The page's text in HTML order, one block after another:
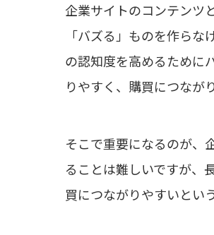
企業サイトのコンテンツ
「バズる」ものを作ら
の認知度を高めるために
りやすく、購買につなが
そこで重要になるのが、
ることは難しいですが、
買につながりやすいとい